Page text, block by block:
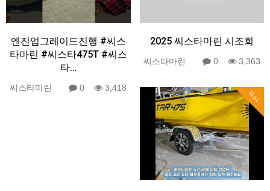
엔진업그레이드진행 #씨스
타마린 #씨스타475T #씨스
타…
씨스타마린 0 3,418
2025 씨스타마린 시조회
씨스타마린 0 3,363
Hot